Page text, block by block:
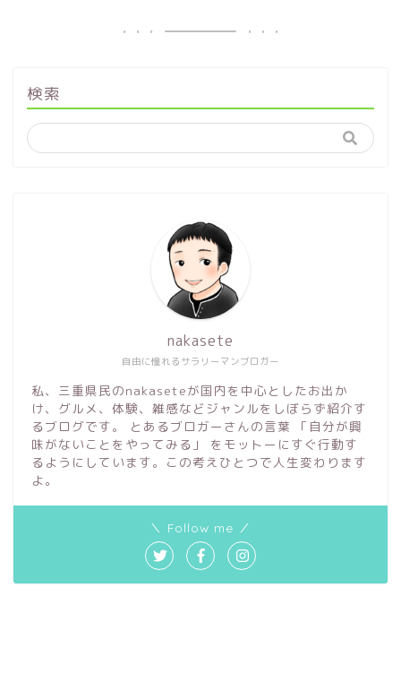
検索
自由に憧れるサラリーマンブロガー
nakasete
私、三重県民のnakaseteが国内を中心としたお出か
け、グルメ、体験、雑感などジャンルをしぼらず紹介す
るブログです。 とあるブロガーさんの言葉 「自分が興
味がないことをやってみる」 をモットーにすぐ行動す
るようにしています。この考えひとつで人生変わります
よ。
＼ Follow me ／